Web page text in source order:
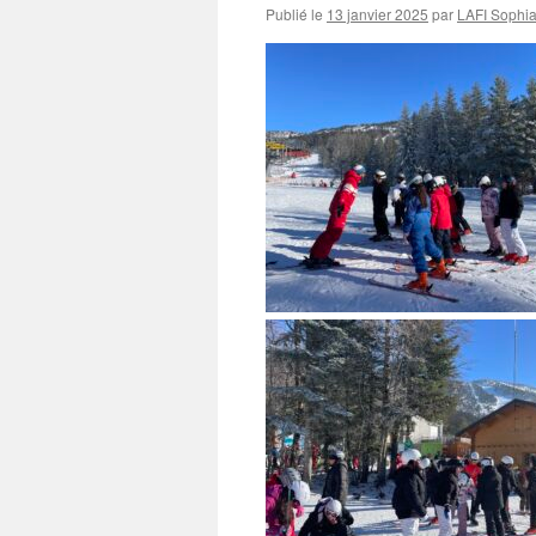
Publié le 13 janvier 2025 par LAFI Sophia